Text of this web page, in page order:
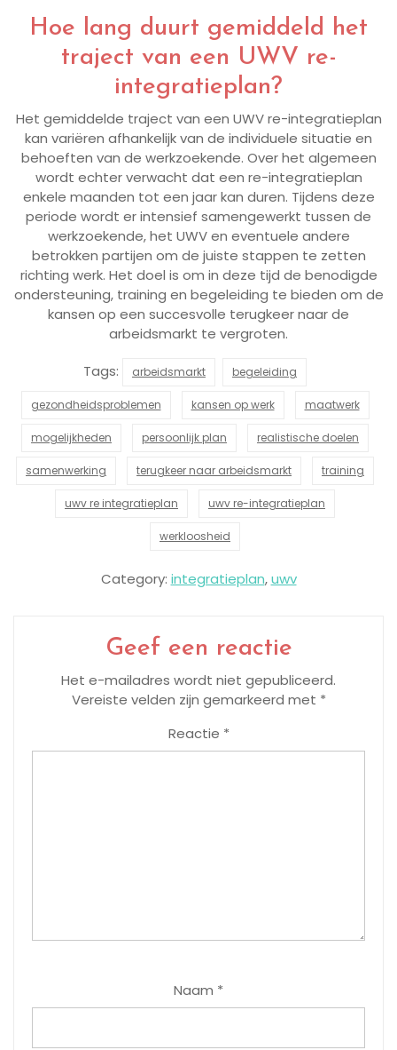
Hoe lang duurt gemiddeld het
traject van een UWV re-
integratieplan?
Het gemiddelde traject van een UWV re-integratieplan
kan variëren afhankelijk van de individuele situatie en
behoeften van de werkzoekende. Over het algemeen
wordt echter verwacht dat een re-integratieplan
enkele maanden tot een jaar kan duren. Tijdens deze
periode wordt er intensief samengewerkt tussen de
werkzoekende, het UWV en eventuele andere
betrokken partijen om de juiste stappen te zetten
richting werk. Het doel is om in deze tijd de benodigde
ondersteuning, training en begeleiding te bieden om de
kansen op een succesvolle terugkeer naar de
arbeidsmarkt te vergroten.
Tags:
arbeidsmarkt begeleiding
gezondheidsproblemen kansen op werk maatwerk
mogelijkheden persoonlijk plan realistische doelen
samenwerking terugkeer naar arbeidsmarkt training
uwv re integratieplan uwv re-integratieplan
werkloosheid
Category: integratieplan,uwv
Geef een reactie
Het e-mailadres wordt niet gepubliceerd.
Vereiste velden zijn gemarkeerd met *
Reactie *
Naam *